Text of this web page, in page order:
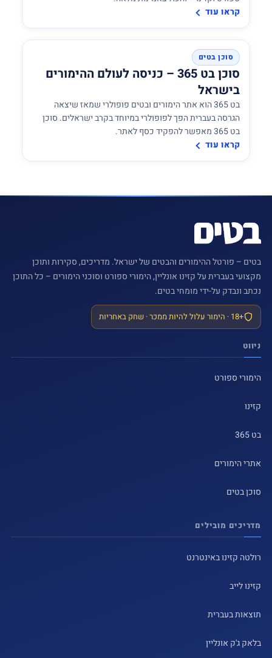
קראו עוד
סוכן בטים
סוכן בט 365 – כניסה לעולם ההימורים
בישראל
בט 365 הוא אתר הימורים ובטים פופולרי שמאז שיצאה
הגרסה בעברית הפך לפופולרי במיוחד בקרב ישראלים. סוכן
בט 365 מאפשר להפקיד כסף לאתר.
קראו עוד
בטים – פורטל ההימורים והבטים של ישראל. מדריכים, סקירות ותוכן
מקצועי בעברית על קזינו אונליין, הימורי ספורט וסוכני הימורים – כל התוכן
נכתב ונבדק על-ידימומחי בטים.
18+ ‏ · הימור עלול להיות ממכר · שחק באחריות
ניווט
הימורי ספורט
קזינו
בט 365
אתרי הימורים
סוכן בטים
מדריכים מובילים
רולטה קזינו באינטרנט
קזינו לייב
תוצאות בעברית
בלאק ג'ק אונליין